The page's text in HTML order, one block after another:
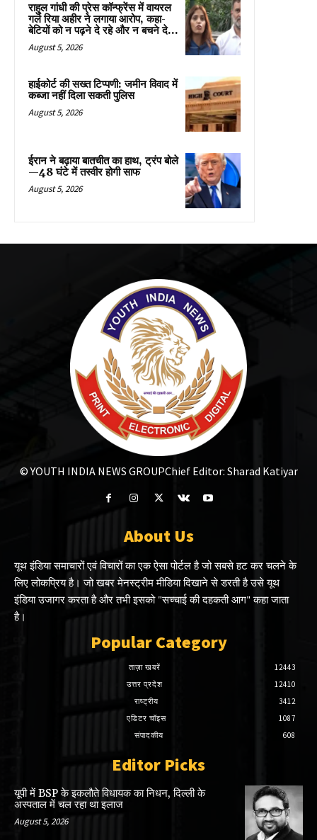
राहुल गांधी की प्रेस कॉन्फ्रेंस में वायरल
गर्ल रिया अहीर ने लगाया आरोप, कहा-
बेटियों को न पढ़ने दे रहे और न बचने दे...
August 5, 2026
हाईकोर्ट की सख्त टिप्पणी: जमीन विवाद में
कब्जा नहीं दिला सकती पुलिस
August 5, 2026
ईरान ने बढ़ाया बातचीत का हाथ, ट्रंप बोले
—48 घंटे में तस्वीर होगी साफ
August 5, 2026
© YOUTH INDIA NEWS GROUPChief Editor: Sharad Katiyar
About Us
यूथ इंडिया समाचारों एवं विचारों का एक ऐसा पोर्टल है जो सबसे हट कर चलने के
लिए लोकप्रिय है। जो खबर मेनस्ट्रीम मीडिया दिखाने से डरती है उसे यूथ
इंडिया उजागर करता है और तभी इसको "सच्चाई की दहकती आग" कहा जाता
है।
Popular Category
ताज़ा खबरें
12443
उत्तर प्रदेश
12410
राष्ट्रीय
3412
एडिटर चॉइस
1087
संपादकीय
608
Editor Picks
यूपी में BSP के इकलाैते विधायक का निधन, दिल्ली के
अस्पताल में चल रहा था इलाज
August 5, 2026